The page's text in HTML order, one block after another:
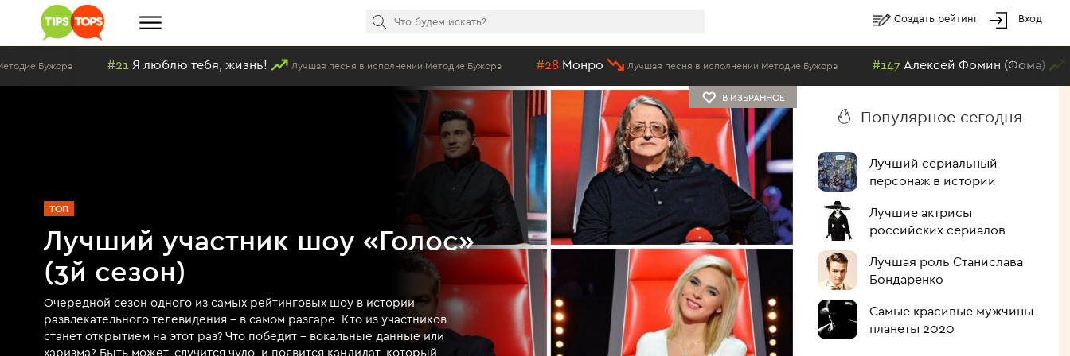
Создать рейтинг Вход
#21 Я люблю тебя, жизнь! Лучшая песня в исполнении Методие Бужора #28 Монро Лучшая песня в исполнении Методие Бужора #147 Алексей Фомин (Фома) Лучший
В ИЗБРАННОЕ
ТОП
Лучший участник шоу «Голос»
(3й сезон)
Очередной сезон одного из самых рейтинговых шоу в истории
развлекательного телевидения - в самом разгаре. Кто из участников
станет открытием на этот раз? Что победит - вокальные данные или
харизма? Быть может, случится чудо, и появится кандидат, который
Популярное сегодня
Лучший сериальный
персонаж в истории
Лучшие актрисы
российских сериалов
Лучшая роль Станислава
Бондаренко
Самые красивые мужчины
планеты 2020